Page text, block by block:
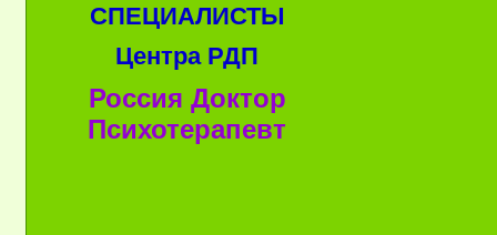
СПЕЦИАЛИСТЫ
Центра РДП
Россия Доктор
Психотерапевт